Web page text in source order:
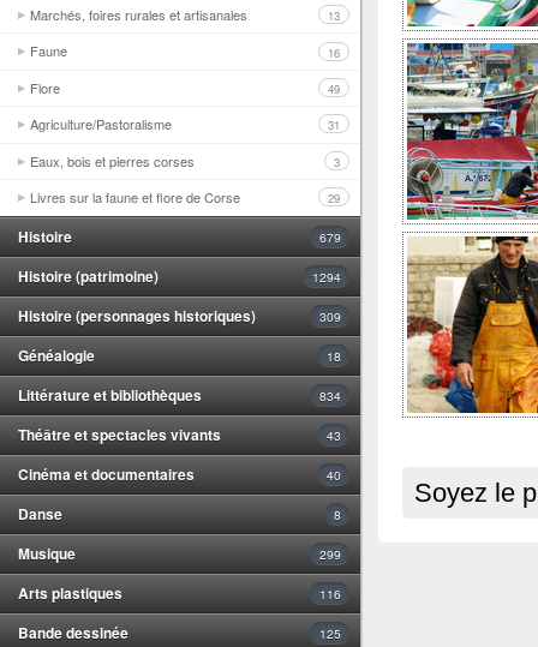
Marchés, foires rurales et artisanales 13
Faune 16
Flore 49
Agriculture/Pastoralisme 31
Eaux, bois et pierres corses 3
Livres sur la faune et flore de Corse 29
Histoire 679
Histoire (patrimoine) 1294
Histoire (personnages historiques) 309
Généalogie 18
Littérature et bibliothèques 834
Théâtre et spectacles vivants 43
Cinéma et documentaires 40
Danse 8
Musique 299
Arts plastiques 116
Bande dessinée 125
Soyez le